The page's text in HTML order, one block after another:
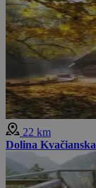
22 km
Dolina Kvačianska